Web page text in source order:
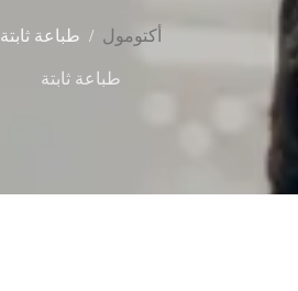
أكتومول / طباعة ثابتة
طباعة ثابتة